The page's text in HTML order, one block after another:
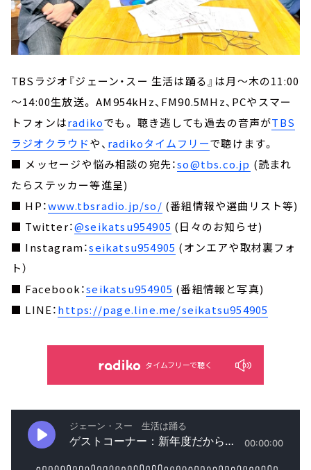
TBSラジオ『ジェーン・スー 生活は踊る』は月～木の11:00
～14:00生放送。 AM954kHz、FM90.5MHz、PCやスマー
トフォンはradikoでも。 聴き逃しても過去の音声がTBS
ラジオクラウドや、 radikoタイムフリーで聴けます。
■ メッセージや悩み相談の宛先：so@tbs.co.jp (読まれ
たらステッカー等進呈)
■ HP：www.tbsradio.jp/so/ (番組情報や選曲リスト等)
■ Twitter：@seikatsu954905 (日々のお知らせ)
■ Instagram：seikatsu954905 (オンエアや取材裏フォ
ト）
■ Facebook：seikatsu954905 (番組情報と写真)
■ LINE：https://page.line.me/seikatsu954905
タイムフリーで聴く